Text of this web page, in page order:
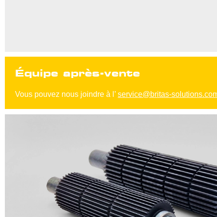
Équipe après-vente
Vous pouvez nous joindre à l’service@britas-